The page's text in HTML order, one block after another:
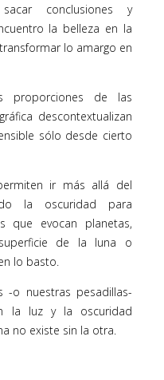
conclusiones y
la belleza en la
lo amargo en
proporciones de las
descontextualizan
sólo desde cierto
ir más allá del
la oscuridad para
que evocan planetas,
de la luna o
lo basto.
-o nuestras pesadillas-
la luz y la oscuridad
no existe sin la otra.